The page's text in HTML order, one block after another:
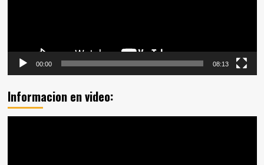
00:00 08:13
Informacion en video: